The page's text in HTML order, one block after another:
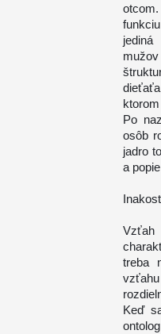
jediná
Po
osôb
jadro
a
Vzťah
treba
Keď